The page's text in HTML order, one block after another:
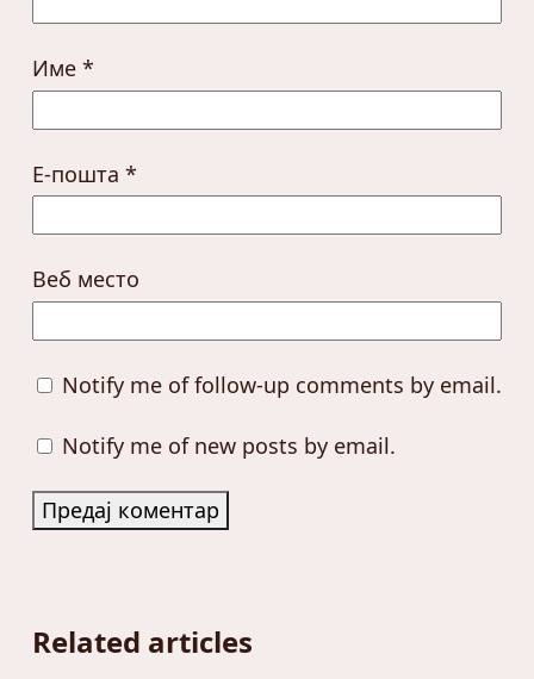
Име *
Е-пошта *
Веб место
Notify me of follow-up comments by email.
Notify me of new posts by email.
Related articles